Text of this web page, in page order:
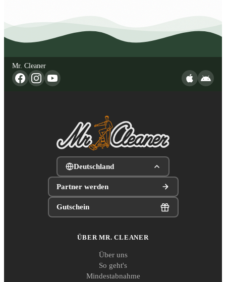
Mr. Cleaner
Deutschland
Partner werden
Gutschein
ÜBER MR. CLEANER
Über uns
So geht's
Mindestabnahme